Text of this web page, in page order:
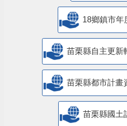
18鄉鎮市年
苗栗縣自主更新
苗栗縣都市計畫
苗栗縣國土